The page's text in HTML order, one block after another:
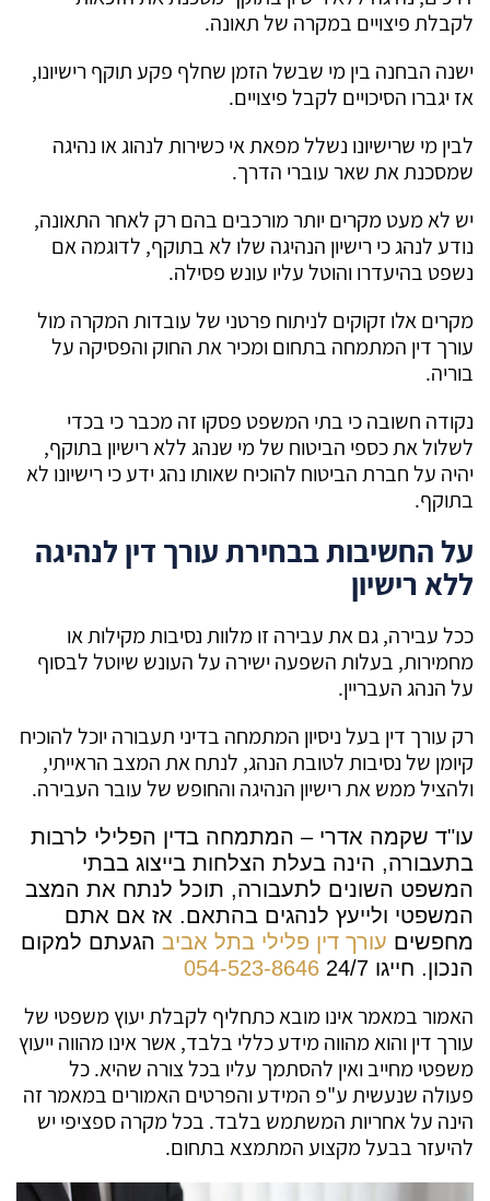
לקבלת פיצויים במקרה של תאונה.
ישנה הבחנה בין מי שבשל הזמן שחלף פקע תוקף רישיונו,
אז יגברו הסיכויים לקבל פיצויים.
לבין מי שרישיונו נשלל מפאת אי כשירות לנהוג או נהיגה
שמסכנת את שאר עוברי הדרך.
יש לא מעט מקרים יותר מורכבים בהם רק לאחר התאונה,
נודע לנהג כי רישיון הנהיגה שלו לא בתוקף, לדוגמה אם
נשפט בהיעדרו והוטל עליו עונש פסילה.
מקרים אלו זקוקים לניתוח פרטני של עובדות המקרה מול
עורך דין המתמחה בתחום ומכיר את החוק והפסיקה על
בוריה.
נקודה חשובה כי בתי המשפט פסקו זה מכבר כי בכדי
לשלול את כספי הביטוח של מי שנהג ללא רישיון בתוקף,
יהיה על חברת הביטוח להוכיח שאותו נהג ידע כי רישיונו לא
בתוקף.
על החשיבות בבחירת עורך דין לנהיגה
ללא רישיון
ככל עבירה, גם את עבירה זו מלוות נסיבות מקילות או
מחמירות, בעלות השפעה ישירה על העונש שיוטל לבסוף
על הנהג העבריין.
רק עורך דין בעל ניסיון המתמחה בדיני תעבורה יוכל להוכיח
קיומן של נסיבות לטובת הנהג, לנתח את המצב הראייתי,
ולהציל ממש את רישיון הנהיגה והחופש של עובר העבירה.
עו"ד שקמה אדרי – המתמחה בדין הפלילי לרבות
בתעבורה, הינה בעלת הצלחות בייצוג בבתי
המשפט השונים לתעבורה, תוכל לנתח את המצב
המשפטי ולייעץ לנהגים בהתאם. אז אם אתם
מחפשים עורך דין פלילי בתל אביב הגעתם למקום
הנכון. חייגו 24/7 054-523-8646
האמור במאמר אינו מובא כתחליף לקבלת יעוץ משפטי של
עורך דין והוא מהווה מידע כללי בלבד, אשר אינו מהווה ייעוץ
משפטי מחייב ואין להסתמך עליו בכל צורה שהיא. כל
פעולה שנעשית ע"פ המידע והפרטים האמורים במאמר זה
הינה על אחריות המשתמש בלבד. בכל מקרה ספציפי יש
להיעזר בבעל מקצוע המתמצא בתחום.